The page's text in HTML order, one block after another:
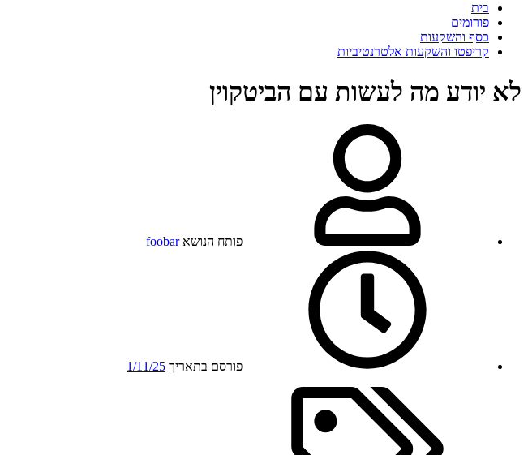
בית
פורומים
כסף והשקעות
קריפטו והשקעות אלטרנטיביות
לא יודע מה לעשות עם הביטקוין
פותח הנושא foobar
פורסם בתאריך 1/11/25